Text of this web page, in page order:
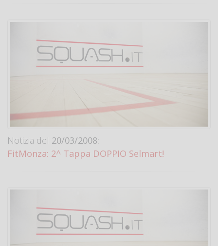
Notizia del 20/03/2008:
FitMonza: 2^ Tappa DOPPIO Selmart!